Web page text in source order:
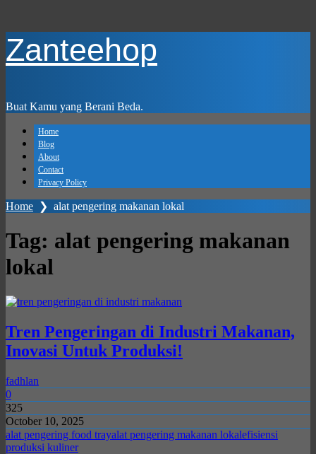
Skip
to
main
Zanteehop
Buat Kamu yang Berani Beda.
Home
Blog
About
Contact
Privacy Policy
Home ❯ alat pengering makanan lokal
Tag: alat pengering makanan
lokal
Tren Pengeringan di Industri Makanan,
Inovasi Untuk Produksi!
fadhlan
0
325
October 10, 2025
alat pengering food trayalat pengering makanan lokalefisiensi
produksi kuliner